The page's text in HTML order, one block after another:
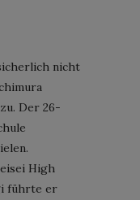
nicht
Der 26-
High
führte er